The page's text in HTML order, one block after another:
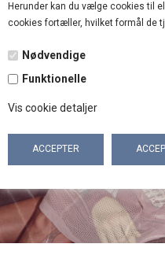
Herunder kan du vælge cookies til
cookies fortæller, hvilket formål de
Nødvendige
Funktionelle
Vis cookie detaljer